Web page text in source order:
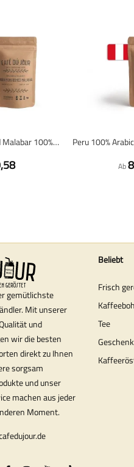
India Monsooned Malabar 100% Arabica - Frisch geröstete Kaffeebohnen
Ab
gemütlichste
Mit unserer
und
wir die besten
direkt zu Ihnen
sorgsam
und unser
machen aus jeder
Moment.
Beliebt
Frisch
Tee